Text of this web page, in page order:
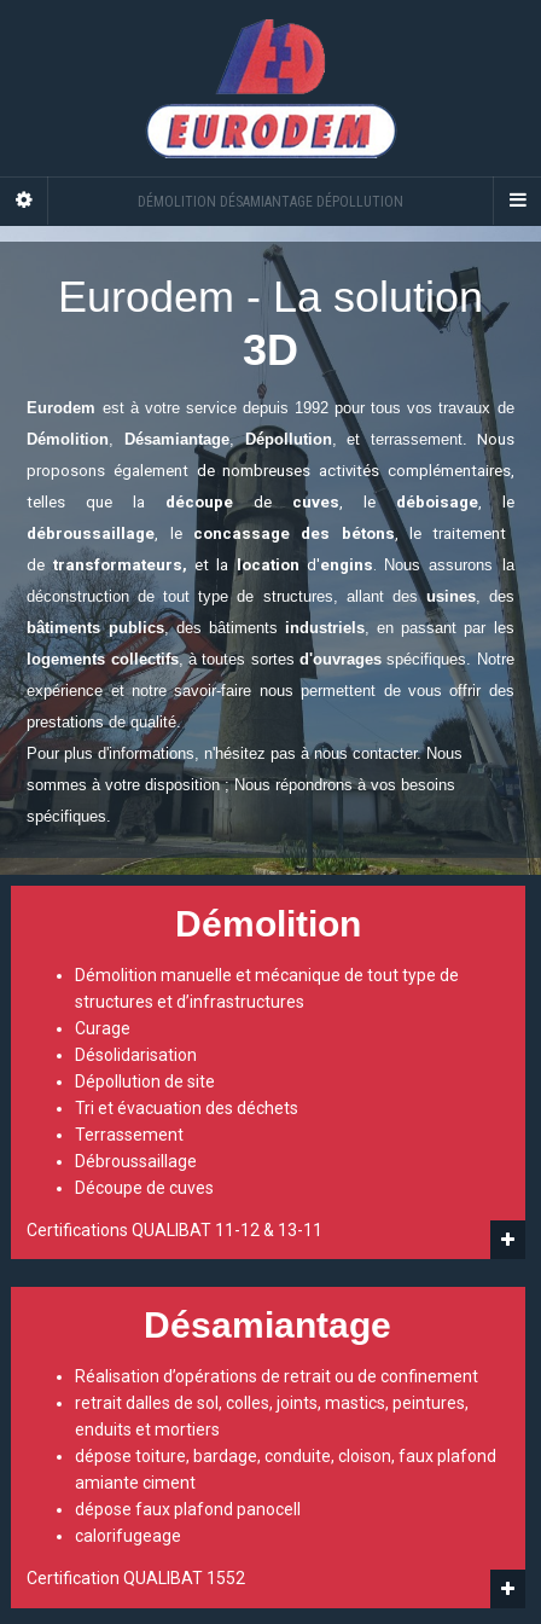
DÉMOLITION DÉSAMIANTAGE DÉPOLLUTION
Eurodem - La solution
3D
Eurodem est à votre service depuis 1992 pour tous vos travaux de
Démolition
Désamiantage,Dépollution , et terrassement.
Nous
proposons également de nombreuses activités complémentaires,
telles que la découpe decuves , ledéboisage, le
débroussaillage , le concassage des bétons, le traitement
detransformateurs, et lalocation d'engins
Nous assurons la
déconstruction de tout type de structures, allant des usines, des
bâtimentspublics, des bâtiments industriels , en passant par les
logements collectifs, à toutes sortes d'ouvrages spécifiques.
Notre
expérience et notre savoir-faire nous permettent de vous offrir des
prestations de qualité.
Pour plus d'informations, n'hésitez pas à nous contacter. Nous
sommes à votre disposition ; Nous répondrons à vos besoins
spécifiques.
Démolition
Démolition manuelle et mécanique de tout type de
structures et d’infrastructures
Curage
Désolidarisation
Dépollution de site
Tri et évacuation des déchets
Terrassement
Débroussaillage
Découpe de cuves
Certifications QUALIBAT 11-12 & 13-11
Désamiantage
Réalisation d’opérations de retrait ou de confinement
retrait dalles de sol, colles, joints, mastics, peintures,
enduits et mortiers
dépose toiture, bardage, conduite, cloison, faux plafond
amiante ciment
dépose faux plafond panocell
calorifugeage
Certification QUALIBAT 1552